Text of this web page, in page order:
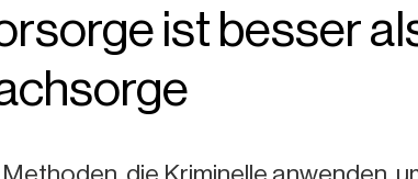
ist besser